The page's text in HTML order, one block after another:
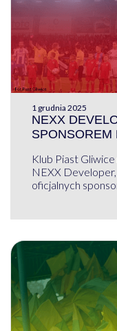
1 grudnia 2025
NEXX
SPONSOREM
Klub Piast Gliwice
NEXX Developer,
oficjalnych